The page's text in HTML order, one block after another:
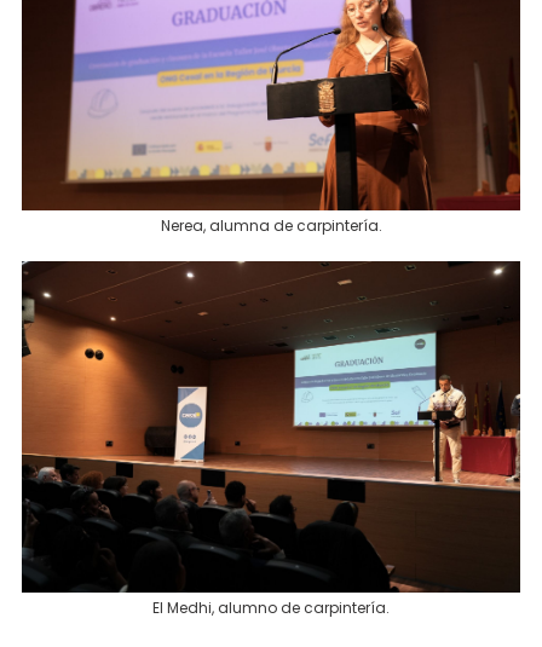
Nerea, alumna de carpintería.
El Medhi, alumno de carpintería.